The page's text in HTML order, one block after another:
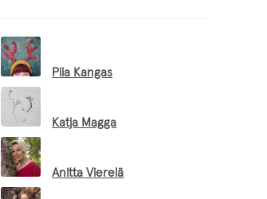
Piia Kangas
Katja Magga
Anitta Vierelä